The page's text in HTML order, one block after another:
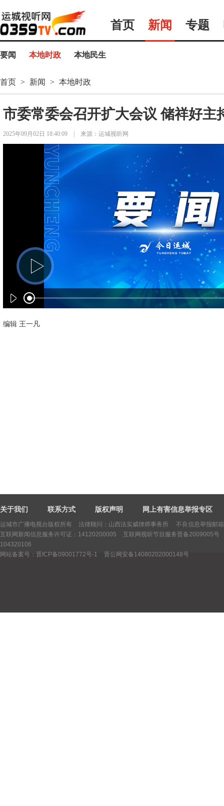
首页 新闻 专题
要闻 本地时政 本地民生
首页 > 新闻 > 本地时政
市委常委会召开扩大会议 储祥好主
2025年09月02日 18:40:09 来源：运城视听网
编辑 王一凡
关于我们 联系方式 版权声明 网上有害信息举报专区
运城市广播电视台版权所有
法律顾问：山西法实威律师事务所 不良信息举报邮
互联网新闻信息服务许可证：14120200005
互联网视听节目服务晋备2009005号
104320106
网站备案号：晋ICP备09001772号-1
晋公网安备14080202000148号